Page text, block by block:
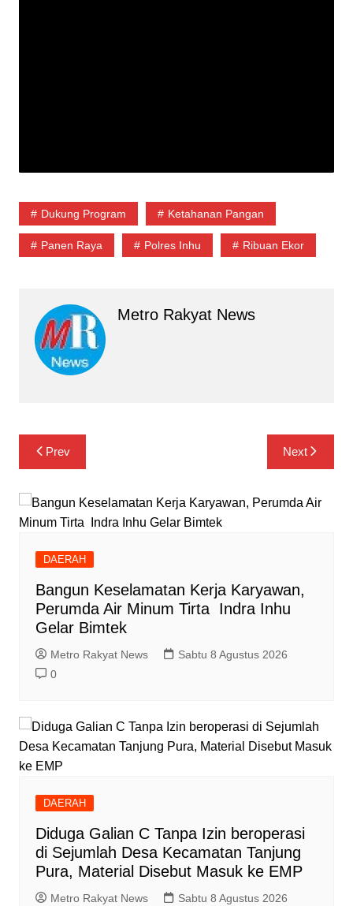
Dukung Program Ketahanan Pangan
Panen Raya Polres Inhu Ribuan Ekor
Metro Rakyat News
Navigasi
pos
Prev Next
DAERAH
Bangun Keselamatan Kerja Karyawan,
Perumda Air Minum Tirta Indra Inhu
Gelar Bimtek
Metro Rakyat News
Sabtu 8 Agustus 2026
0
DAERAH
Diduga Galian C Tanpa Izin beroperasi
di Sejumlah Desa Kecamatan Tanjung
Pura, Material Disebut Masuk ke EMP
Metro Rakyat News
Sabtu 8 Agustus 2026